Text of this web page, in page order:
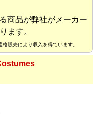
商品が弊社がメーカー
ます。
販売により収入を得ています。